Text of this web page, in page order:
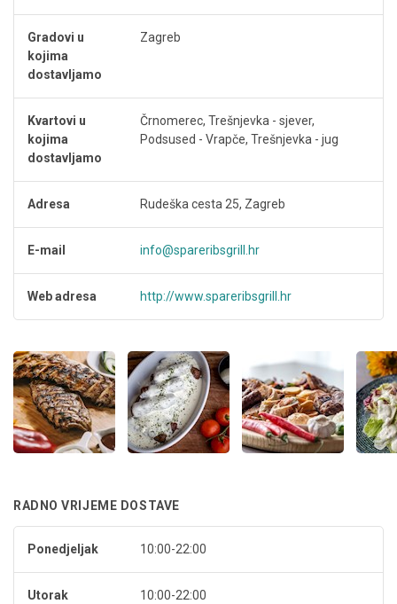
Gradovi u
kojima
dostavljamo
Zagreb
Kvartovi u
kojima
dostavljamo
Črnomerec, Trešnjevka - sjever,
Podsused - Vrapče, Trešnjevka - jug
Adresa Rudeška cesta 25, Zagreb
E-mail info@spareribsgrill.hr
Web adresa http://www.spareribsgrill.hr
RADNO VRIJEME DOSTAVE
Ponedjeljak 10:00-22:00
Utorak 10:00-22:00